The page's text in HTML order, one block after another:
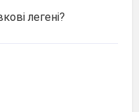
легені?